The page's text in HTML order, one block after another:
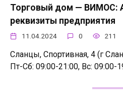
Торговый дом — ВИМОС:
реквизиты предприятия
11.04.2024 0 211
Сланцы, Спортивная, 4 (г
Пт-Сб: 09:00-21:00, Вс: 09:00-